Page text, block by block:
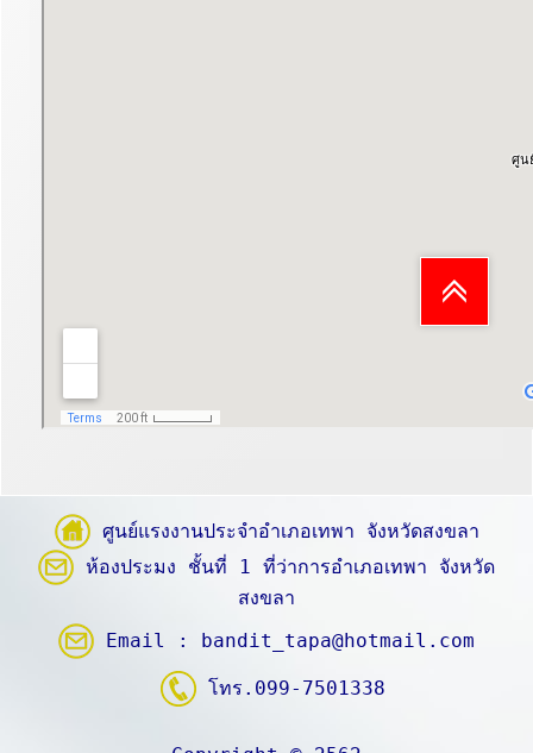
ศูนย์แรงงานประจำอำเภอเทพา จังหวัดสงขลา
ห้องประมง ชั้นที่ 1 ที่ว่าการอำเภอเทพา จังหวัด
สงขลา
Email : bandit_tapa@hotmail.com
โทร.099-7501338